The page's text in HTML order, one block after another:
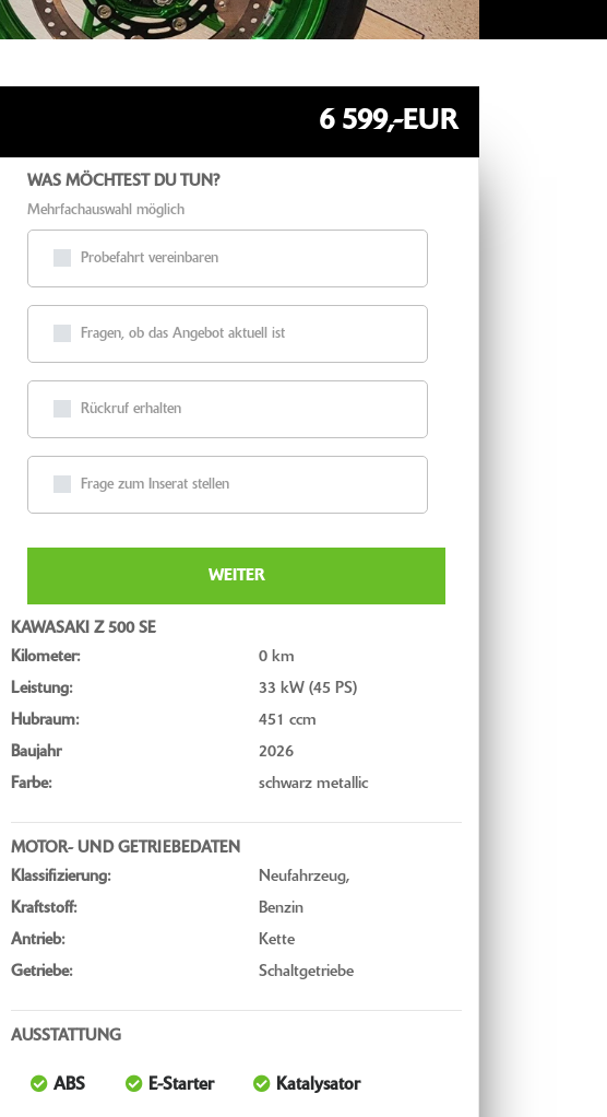
6 599,-EUR
WAS MÖCHTEST DU TUN?
Mehrfachauswahl möglich
Probefahrt vereinbaren
Fragen, ob das Angebot aktuell ist
Rückruf erhalten
Frage zum Inserat stellen
WEITER
KAWASAKI Z 500 SE
Kilometer:
0 km
Leistung:
33 kW (45 PS)
Hubraum:
451 ccm
Baujahr
2026
Farbe:
schwarz metallic
MOTOR- UND GETRIEBEDATEN
Klassifizierung:
Neufahrzeug,
Kraftstoff:
Benzin
Antrieb:
Kette
Getriebe:
Schaltgetriebe
AUSSTATTUNG
ABS E-Starter Katalysator